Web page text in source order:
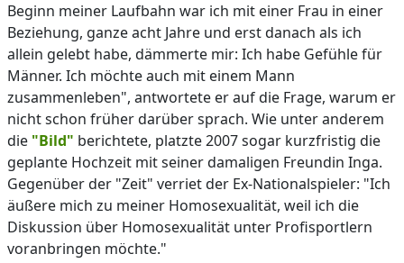
Beginn meiner Laufbahn war ich mit einer Frau in einer
Beziehung, ganze acht Jahre und erst danach als ich
allein gelebt habe, dämmerte mir: Ich habe Gefühle für
Männer. Ich möchte auch mit einem Mann
zusammenleben", antwortete er auf die Frage, warum er
nicht schon früher darüber sprach. Wie unter anderem
die "Bild" berichtete, platzte 2007 sogar kurzfristig die
geplante Hochzeit mit seiner damaligen Freundin Inga.
Gegenüber der "Zeit" verriet der Ex-Nationalspieler: "Ich
äußere mich zu meiner Homosexualität, weil ich die
Diskussion über Homosexualität unter Profisportlern
voranbringen möchte."